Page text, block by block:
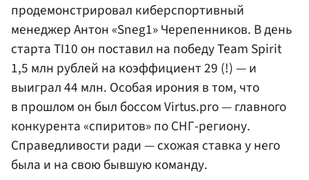
продемонстрировал киберспортивный
менеджер Антон «Sneg1» Черепенников. В день
старта TI10 он поставил на победу Team Spirit
1,5 млн рублей на коэффициент 29 (!) — и
выиграл 44 млн. Особая ирония в том, что
в прошлом он был боссом Virtus.pro — главного
конкурента «спиритов» по СНГ-региону.
Справедливости ради — схожая ставка у него
была и на свою бывшую команду.